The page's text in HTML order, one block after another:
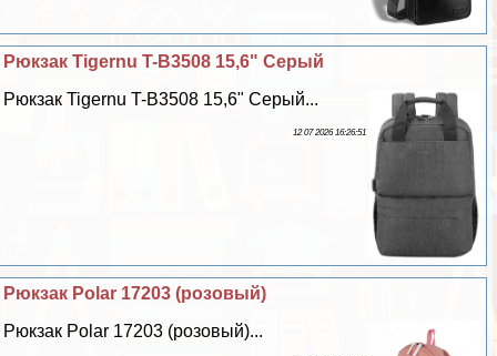
Рюкзак Tigernu T-B3508 15,6" Серый
Рюкзак Tigernu T-B3508 15,6" Серый...
12 07 2026 16:26:51
Рюкзак Polar 17203 (розовый)
Рюкзак Polar 17203 (розовый)...